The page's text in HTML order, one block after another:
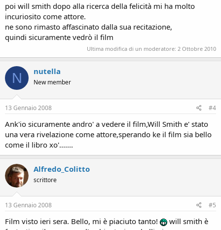
poi will smith dopo alla ricerca della felicità mi ha molto
incuriosito come attore.
ne sono rimasto affascinato dalla sua recitazione,
quindi sicuramente vedrò il film
Ultima modifica di un moderatore: 2 Ottobre 2010
N nutella
New member
13 Gennaio 2008 #4
Ank'io sicuramente andro' a vedere il film,Will Smith e' stato
una vera rivelazione come attore,sperando ke il film sia bello
come il libro xo'.......
Alfredo_Colitto
scrittore
13 Gennaio 2008 #5
Film visto ieri sera. Bello, mi è piaciuto tanto!
will smith è